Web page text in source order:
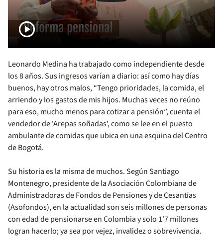
play_circle
Leonardo Medina ha trabajado como independiente desde
los 8 años. Sus ingresos varían a diario: así como hay días
buenos, hay otros malos, “Tengo prioridades, la comida, el
arriendo y los gastos de mis hijos. Muchas veces no reúno
para eso, mucho menos para cotizar a pensión”, cuenta el
vendedor de 'Arepas soñadas', como se lee en el puesto
ambulante de comidas que ubica en una esquina del Centro
de Bogotá.
Su historia es la misma de muchos. Según Santiago
Montenegro, presidente de la Asociación Colombiana de
Administradoras de Fondos de Pensiones y de Cesantías
(Asofondos), en la actualidad son seis millones de personas
con edad de pensionarse en Colombia y solo 1'7 millones
logran hacerlo; ya sea por vejez, invalidez o sobrevivencia.